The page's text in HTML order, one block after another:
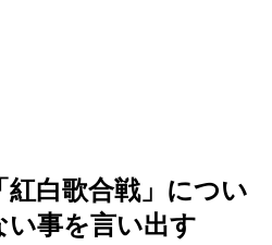
白歌合戦」につい
事を言い出す